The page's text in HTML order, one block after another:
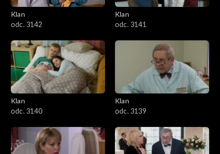
Klan
odc. 3142
Klan
odc. 3141
Klan
odc. 3140
Klan
odc. 3139